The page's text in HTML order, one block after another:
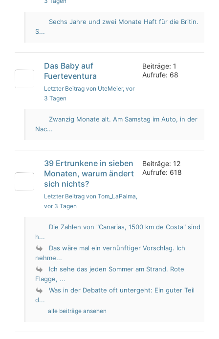
Sechs Jahre und zwei Monate Haft für die Britin.
S...
Das Baby auf
Fuerteventura
Letzter Beitrag von UteMeier, vor
3 Tagen
Beiträge: 1
Aufrufe: 68
Zwanzig Monate alt. Am Samstag im Auto, in der
Nac...
39 Ertrunkene in sieben
Monaten, warum ändert
sich nichts?
Letzter Beitrag von Tom_LaPalma,
vor 3 Tagen
Beiträge: 12
Aufrufe: 618
Die Zahlen von "Canarias, 1500 km de Costa" sind
h...
Das wäre mal ein vernünftiger Vorschlag. Ich
nehme...
Ich sehe das jeden Sommer am Strand. Rote
Flagge, ...
Was in der Debatte oft untergeht: Ein guter Teil
d...
alle beiträge ansehen